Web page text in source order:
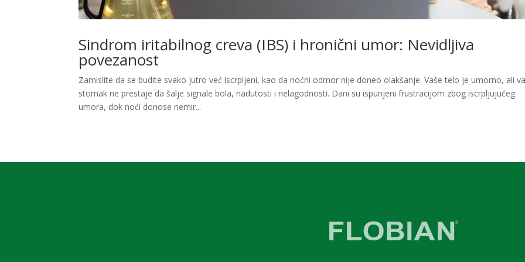
Sindrom iritabilnog creva (IBS) i hronični umor: Nevidljiva
povezanost
Zamislite da se budite svako jutro već iscrpljeni, kao da noćni odmor nije doneo olakšanje. Vaše telo je umorno, ali
stomak ne prestaje da šalje signale bola, nadutosti i nelagodnosti. Dani su ispunjeni frustracijom zbog iscrpljujućeg
umora, dok noći donose nemir...